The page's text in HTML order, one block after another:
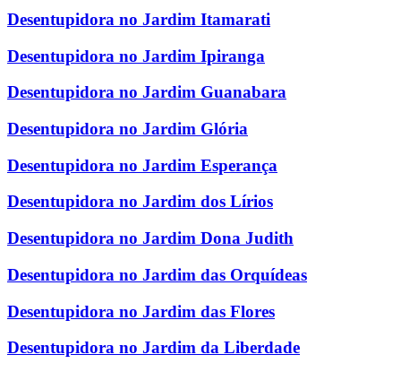
Desentupidora no Jardim Itamarati
Desentupidora no Jardim Ipiranga
Desentupidora no Jardim Guanabara
Desentupidora no Jardim Glória
Desentupidora no Jardim Esperança
Desentupidora no Jardim dos Lírios
Desentupidora no Jardim Dona Judith
Desentupidora no Jardim das Orquídeas
Desentupidora no Jardim das Flores
Desentupidora no Jardim da Liberdade